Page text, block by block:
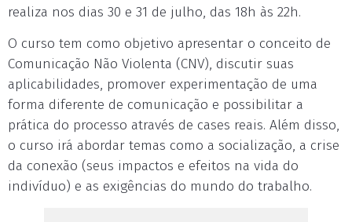
realiza nos dias 30 e 31 de julho, das 18h às 22h.
O curso tem como objetivo apresentar o conceito de
Comunicação Não Violenta (CNV), discutir suas
aplicabilidades, promover experimentação de uma
forma diferente de comunicação e possibilitar a
prática do processo através de cases reais. Além disso,
o curso irá abordar temas como a socialização, a crise
da conexão (seus impactos e efeitos na vida do
indivíduo) e as exigências do mundo do trabalho.